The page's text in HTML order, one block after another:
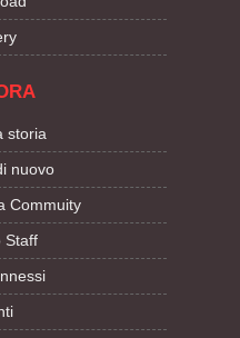
storia
nuovo
Commuity
Staff